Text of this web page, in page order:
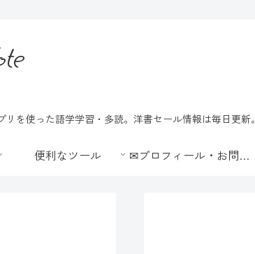
を使った語学学習・多読。洋書セール情報は毎日更新。
便利なツール ✉プロフィール・お問合せ